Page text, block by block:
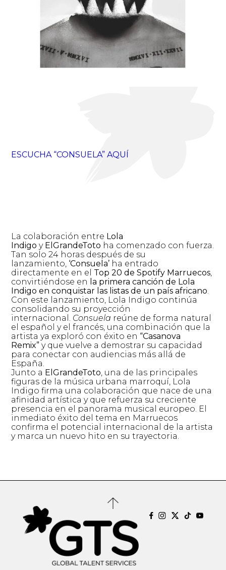
ESCUCHA “CONSUELA” AQUÍ
La colaboración entre Lola
Indigo y ElGrandeToto ha comenzado con fuerza.
Tan solo 24 horas después de su
lanzamiento, ‘Consuela’ ha entrado
directamente en el Top 20 de Spotify Marruecos
convirtiéndose en la primera canción de Lola
Indigo en conquistar las listas de un país africano
Con este lanzamiento, Lola Indigo continúa
consolidando su proyección
internacional. Consuela reúne de forma natural
el español y el francés, una combinación que la
artista ya exploró con éxito en “Casanova
Remix” y que vuelve a demostrar su capacidad
para conectar con audiencias más allá de
España.
Junto a ElGrandeToto , una de las principales
figuras de la música urbana marroquí, Lola
Indigo firma una colaboración que nace de una
afinidad artística y que refuerza su creciente
presencia en el panorama musical europeo. El
inmediato éxito del tema en Marruecos
confirma el potencial internacional de la artista
y marca un nuevo hito en su trayectoria.